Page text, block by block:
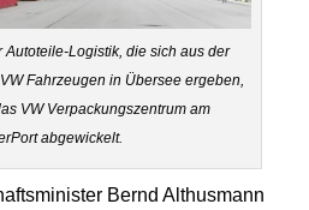
Logistik, die sich aus der
Fahrzeugen in Übersee ergeben,
VW Verpackungszentrum am
abgewickelt.
Bernd Althusmann